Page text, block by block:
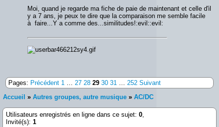
Moi, quand je regarde ma fiche de paie de maintenant et celle d'il
y a 7 ans, je peux te dire que la comparaison me semble facile
à faire...Y a comme des...similitudes!:evil::evil:
Pages: Précédent 1 … 27 28 29 30 31 … 252 Suivant
Accueil » Autres groupes, autre musique » AC/DC
Utilisateurs enregistrés en ligne dans ce sujet: 0,
Invité(s): 1